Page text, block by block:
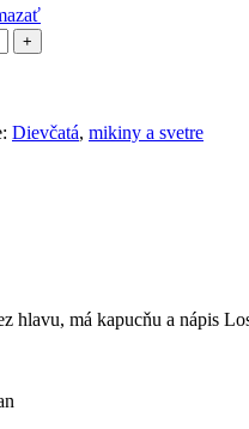
Dievčatá, mikiny a svetre
hlavu, má kapucňu a nápis